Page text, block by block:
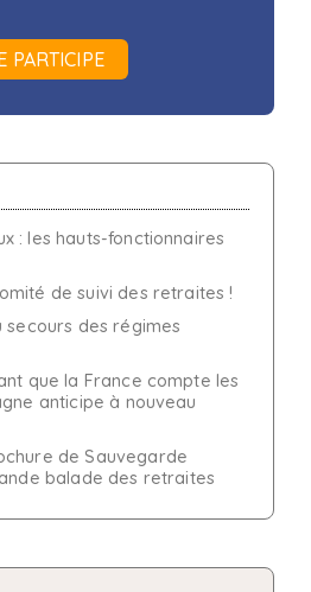
PARTICIPE
: les hauts-fonctionnaires
de suivi des retraites !
secours des régimes
que la France compte les
anticipe à nouveau
de Sauvegarde
balade des retraites